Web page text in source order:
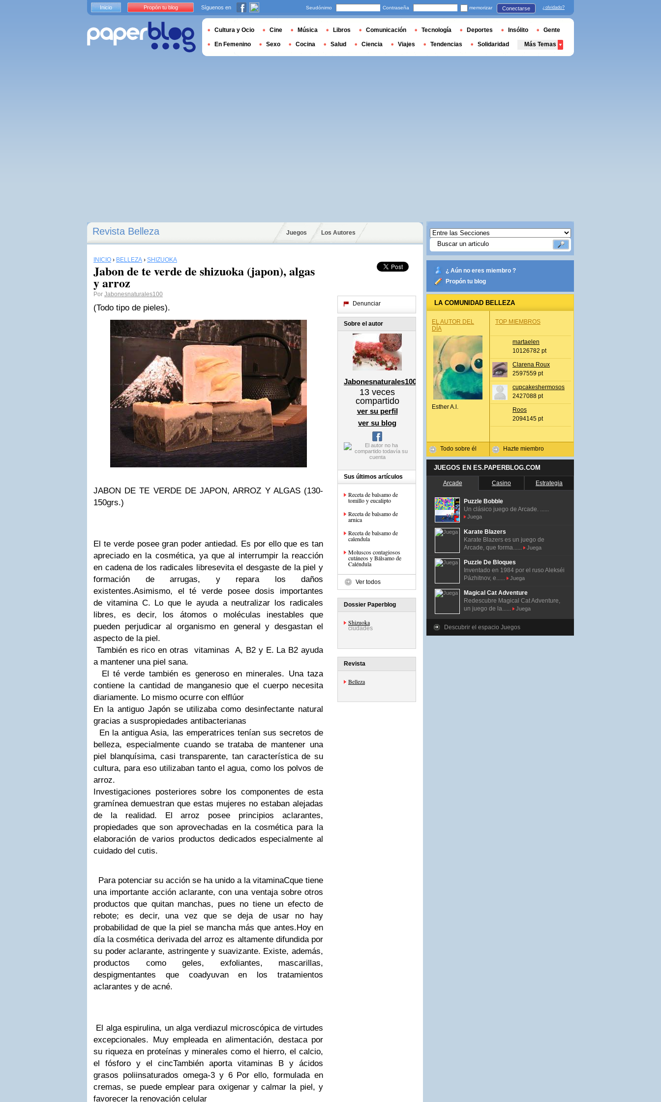
Revista Belleza Juegos Los Autores
INICIO › BELLEZA › SHIZUOKA
Jabon de te verde de shizuoka (japon), algas
y arroz
Por Jabonesnaturales100
(Todo tipo de pieles).
JABON DE TE VERDE DE JAPON, ARROZ Y ALGAS (130-
150grs.)
El te verde posee gran poder antiedad. Es por ello que es tan
apreciado en la cosmética, ya que al interrumpir la reacción
en cadena de los radicales libresevita el desgaste de la piel y
formación de arrugas, y repara los daños
existentes.Asimismo, el té verde posee dosis importantes
de vitamina C. Loque le ayuda a neutralizar los radicales
libres, es decir, los átomos o moléculas inestables que
pueden perjudicar al organismo en general y desgastan el
aspecto de la piel.
También es rico en otras vitaminas A, B2 y E. La B2 ayuda
a mantener una piel sana.
El té verde también es generoso en minerales. Una taza
contiene la cantidad de manganesio que el cuerpo necesita
diariamente. Lo mismo ocurre con elflúor
En la antiguo Japón se utilizaba como desinfectante natural
gracias a suspropiedades antibacterianas
En la antigua Asia, las emperatrices tenían sus secretos de
belleza, especialmente cuando se trataba de mantener una
piel blanquísima, casi transparente, tan característica de su
cultura, para eso utilizaban tanto el agua, como los polvos de
arroz.
Investigaciones posteriores sobre los componentes de esta
gramínea demuestran que estas mujeres no estaban alejadas
de la realidad. El arroz posee principios aclarantes,
propiedades que son aprovechadas en la cosmética para la
elaboración de varios productos dedicados especialmente al
cuidado del cutis.
Para potenciar su acción se ha unido a la vitaminaCque tiene
una importante acción aclarante, con una ventaja sobre otros
productos que quitan manchas, pues no tiene un efecto de
rebote; es decir, una vez que se deja de usar no hay
probabilidad de que la piel se mancha más que antes.Hoy en
día la cosmética derivada del arroz es altamente difundida por
su poder aclarante, astringente y suavizante. Existe, además,
productos como geles, exfoliantes, mascarillas,
despigmentantes que coadyuvan en los tratamientos
aclarantes y de acné.
El alga espirulina, un alga verdiazul microscópica de virtudes
excepcionales. Muy empleada en alimentación, destaca por
su riqueza en proteínas y minerales como el hierro, el calcio,
el fósforo y el cincTambién aporta vitaminas B y ácidos
grasos poliinsaturados omega-3 y 6Por ello, formulada en
cremas, se puede emplear para oxigenar y calmar la piel, y
favorecer la renovación celular
Denunciar
Sobre el autor
Jabonesnaturales100
13 veces
compartido
ver su perfil
ver su blog
Sus últimos artículos
Receta de balsamo de
tomillo y eucalipto
Receta de balsamo de
arnica
Receta de balsamo de
calendula
Moluscos contagiosos
cutáneos y Bálsamo de
Caléndula
Ver todos
Dossier Paperblog
Shizuoka
ciudades
Revista
Belleza
¿ Aún no eres miembro ?
Propón tu blog
LA COMUNIDAD BELLEZA
EL AUTOR DEL
DÍA
Esther A.l.
Todo sobre él
TOP MIEMBROS
martaelen
10126782 pt
Clarena Roux
2597559 pt
cupcakeshermosos
2427088 pt
Roos
2094145 pt
Hazte miembro
JUEGOS EN ES.PAPERBLOG.COM
Arcade Casino Estrategia
Puzzle Bobble
Un clásico juego de Arcade. ......
Juega
Karate Blazers
Karate Blazers es un juego de
Arcade, que forma......
Juega
Puzzle De Bloques
Inventado en 1984 por el ruso Alekséi
Pázhitnov, e......
Juega
Magical Cat Adventure
Redescubre Magical Cat Adventure,
un juego de la......
Juega
Descubrir el espacio Juegos
Inicio Propón tu blog Síguenos en Seudónimo Contraseña memorizar Conectarse ¿olvidado?
Cultura y Ocio Cine Música Libros Comunicación Tecnología Deportes Insólito Gente
En Femenino Sexo Cocina Salud Ciencia Viajes Tendencias Solidaridad Más Temas